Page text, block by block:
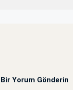
Bir Yorum Gönderin